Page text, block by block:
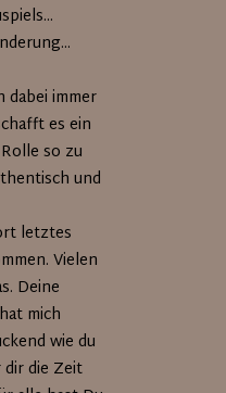
dabei immer
es ein
so zu
und
letztes
Vielen
Deine
mich
wie du
die Zeit